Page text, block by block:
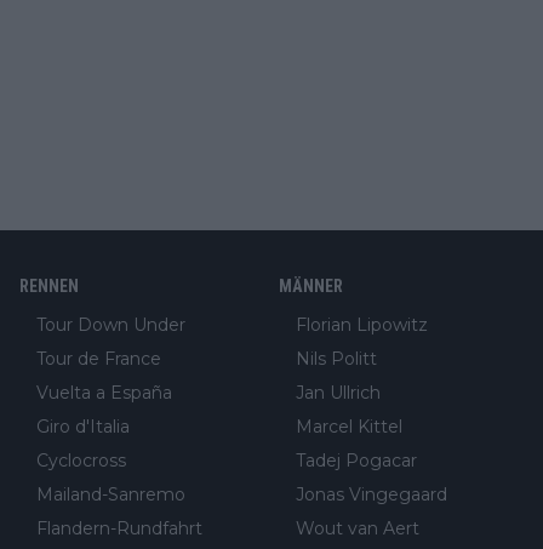
RENNEN
Tour Down Under
Tour de France
Vuelta a España
Giro d'Italia
Cyclocross
Mailand-Sanremo
Flandern-Rundfahrt
MÄNNER
Florian Lipowitz
Nils Politt
Jan Ullrich
Marcel Kittel
Tadej Pogacar
Jonas Vingegaard
Wout van Aert